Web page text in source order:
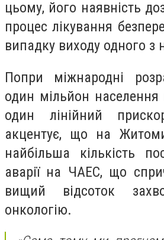
цьому, його наявність
процес лікування
випадку виходу одного з
Попри міжнародні
один мільйон населення
один лінійний
акцентує, що на
найбільша кількість
аварії на ЧАЕС, що
вищий відсоток
онкологію.